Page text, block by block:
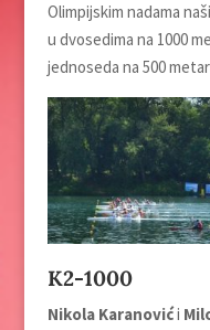
Olimpijskim nadama
u dvosedima na 1000
jednoseda na 500
K2-1000
Nikola Karanovići